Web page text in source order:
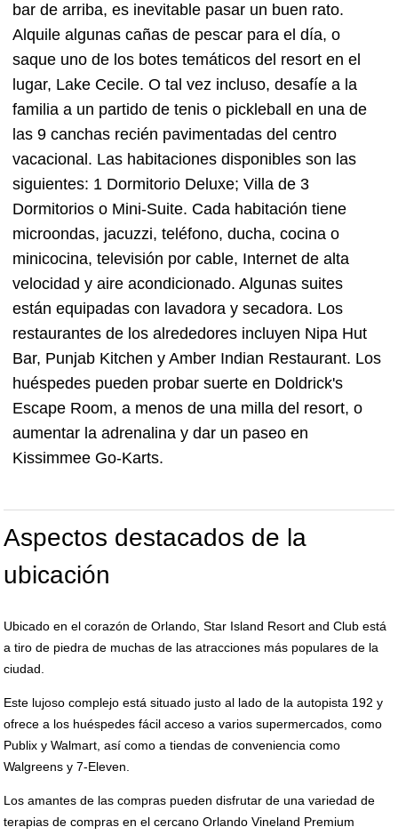
bar de arriba, es inevitable pasar un buen rato.
Alquile algunas cañas de pescar para el día, o
saque uno de los botes temáticos del resort en el
lugar, Lake Cecile. O tal vez incluso, desafíe a la
familia a un partido de tenis o pickleball en una de
las 9 canchas recién pavimentadas del centro
vacacional. Las habitaciones disponibles son las
siguientes: 1 Dormitorio Deluxe; Villa de 3
Dormitorios o Mini-Suite. Cada habitación tiene
microondas, jacuzzi, teléfono, ducha, cocina o
minicocina, televisión por cable, Internet de alta
velocidad y aire acondicionado. Algunas suites
están equipadas con lavadora y secadora. Los
restaurantes de los alrededores incluyen Nipa Hut
Bar, Punjab Kitchen y Amber Indian Restaurant. Los
huéspedes pueden probar suerte en Doldrick's
Escape Room, a menos de una milla del resort, o
aumentar la adrenalina y dar un paseo en
Kissimmee Go-Karts.
Aspectos destacados de la
ubicación
Ubicado en el corazón de Orlando, Star Island Resort and Club está
a tiro de piedra de muchas de las atracciones más populares de la
ciudad.
Este lujoso complejo está situado justo al lado de la autopista 192 y
ofrece a los huéspedes fácil acceso a varios supermercados, como
Publix y Walmart, así como a tiendas de conveniencia como
Walgreens y 7-Eleven.
Los amantes de las compras pueden disfrutar de una variedad de
terapias de compras en el cercano Orlando Vineland Premium